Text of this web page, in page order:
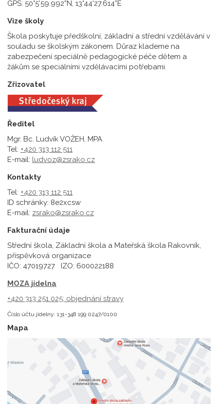
GPS: 50°5’59.992”N, 13°44’27.614”E
Vize školy
Škola poskytuje předškolní, základní a střední vzdělávání v
souladu se školským zákonem. Důraz klademe na
zabezpečení speciálně pedagogické péče dětem a
žákům se speciálními vzdělávacími potřebami.
Zřizovatel
Ředitel
Mgr. Bc. Ludvík VOŽEH, MPA
Tel: +420 313 112 511
E-mail: ludvoz@zsrako.cz
Kontakty
Tel: +420 313 112 511
ID schránky: 8e2xcsw
E-mail: zsrako@zsrako.cz
Fakturační údaje
Střední škola, Základní škola a Mateřská škola Rakovník,
příspěvková organizace
IČO: 47019727 IZO: 600022188
MOZA jídelna
+420 313 251 025; objednání stravy
Číslo účtu jídelny: 131-348 199 0247/0100
Mapa